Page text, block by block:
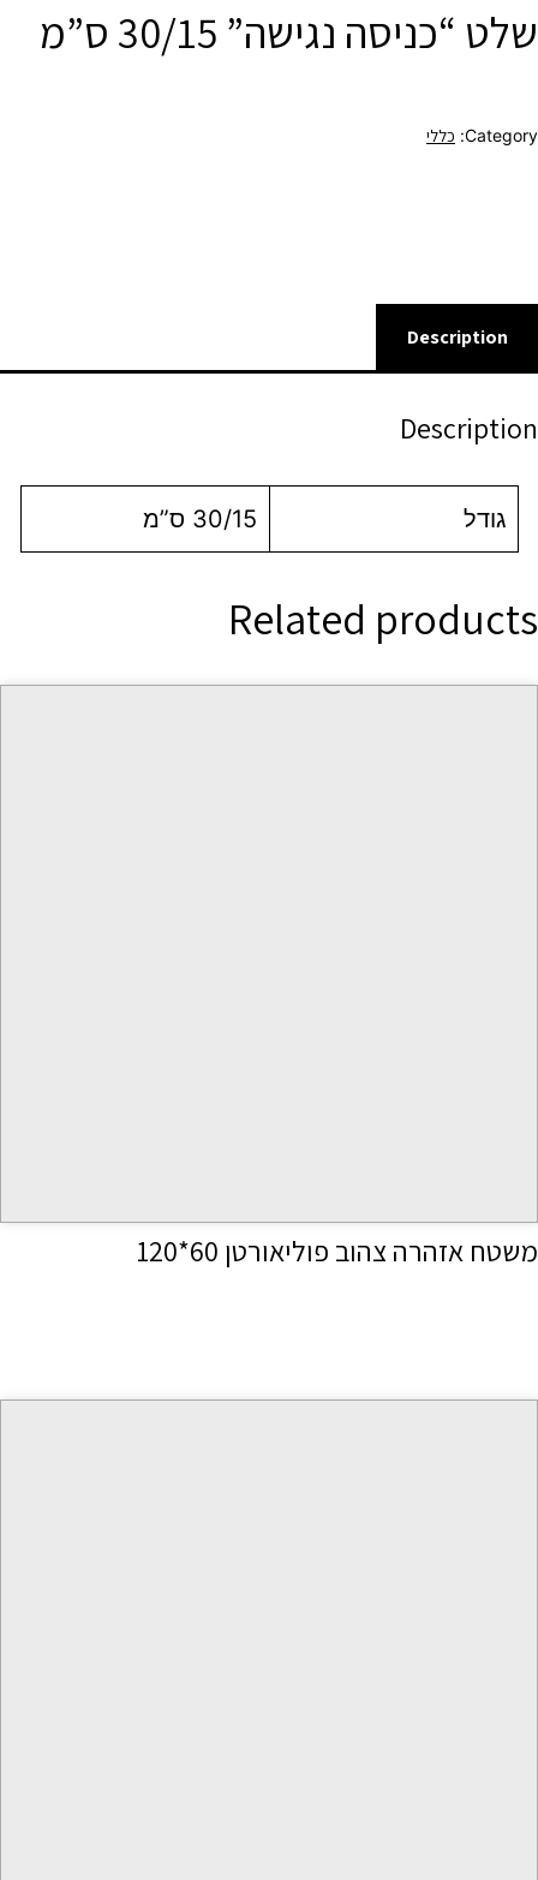
שלט “כניסה נגישה” 30/15 ס”מ
Category: כללי
Description
Description
גודל 30/15 ס”מ
Related products
משטח אזהרה צהוב פוליאורטן 60*120